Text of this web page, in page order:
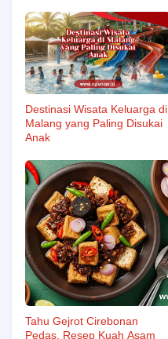
Destinasi Wisata Keluarga di
Malang yang Paling Disukai
Anak
Tahu Gejrot Cirebonan
Pedas, Resep Kuah Asam